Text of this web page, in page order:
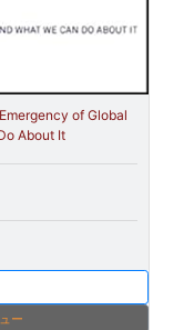
of Global
About It
ー